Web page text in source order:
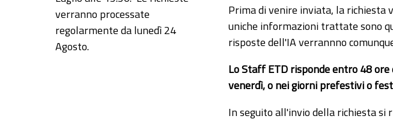
verranno processate
regolarmente da lunedì 24
Agosto.
Prima di venire inviata, la richiesta
uniche informazioni trattate sono
risposte dell'IA verrannno
Lo Staff ETD risponde entro 48
venerdì, o nei giorni prefestivi o
In seguito all'invio della richiesta si